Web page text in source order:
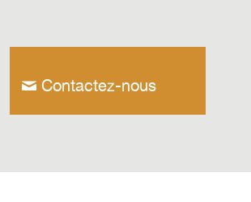
Contactez-nous